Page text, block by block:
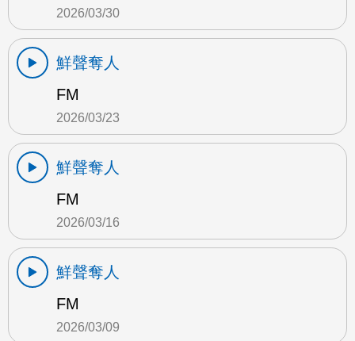
2026/03/30
鮮聲奪人
FM
2026/03/23
鮮聲奪人
FM
2026/03/16
鮮聲奪人
FM
2026/03/09